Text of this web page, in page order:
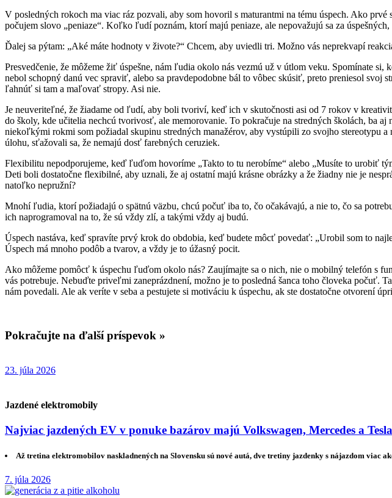
V posledných rokoch ma viac ráz pozvali, aby som hovoril s maturantmi na tému úspech. Ako
počujem slovo „peniaze“. Koľko ľudí poznám, ktorí majú peniaze, ale nepovažujú sa za
Ďalej sa pýtam: „Aké máte hodnoty v živote?“ Chcem, aby uviedli tri. Možno vás neprekvapí
Presvedčenie, že môžeme žiť úspešne, nám ľudia okolo nás vezmú už v útlom veku. Spomínate
nebol schopný danú vec spraviť, alebo sa pravdepodobne bál to vôbec skúsiť, preto preniesol
ľahnúť si tam a maľovať stropy. Asi nie.
Je neuveriteľné, že žiadame od ľudí, aby boli tvoriví, keď ich v skutočnosti asi od 7 rokov v
do školy, kde učitelia nechcú tvorivosť, ale memorovanie. To pokračuje na stredných školách, ba
niekoľkými rokmi som požiadal skupinu stredných manažérov, aby vystúpili zo svojho stereotypu
úlohu, sťažovali sa, že nemajú dosť farebných ceruziek.
Flexibilitu nepodporujeme, keď ľuďom hovoríme „Takto to tu nerobíme“ alebo „Musíte to urobiť
Deti boli dostatočne flexibilné, aby uznali, že aj ostatní majú krásne obrázky a že žiadny nie je
natoľko nepružní?
Mnohí ľudia, ktorí požiadajú o spätnú väzbu, chcú počuť iba to, čo očakávajú, a nie to, čo sa
ich naprogramoval na to, že sú vždy zlí, a takými vždy aj budú.
Úspech nastáva, keď spravíte prvý krok do obdobia, keď budete môcť povedať: „Urobil som to
Úspech má mnoho podôb a tvarov, a vždy je to úžasný pocit.
Ako môžeme pomôcť k úspechu ľuďom okolo nás? Zaujímajte sa o nich, nie o mobilný telefón s
vás potrebuje. Nebuďte priveľmi zaneprázdnení, možno je to posledná šanca toho človeka počuť.
nám povedali. Ale ak veríte v seba a pestujete si motiváciu k úspechu, ak ste dostatočne otvorení
Pokračujte na ďalší príspevok »
23. júla 2026
Jazdené elektromobily
Najviac jazdených EV v ponuke bazárov majú Volkswagen, Mercedes a
Až tretina elektromobilov naskladnených na Slovensku sú nové autá, dve tretiny jazdenky s nájazdom viac
7. júla 2026